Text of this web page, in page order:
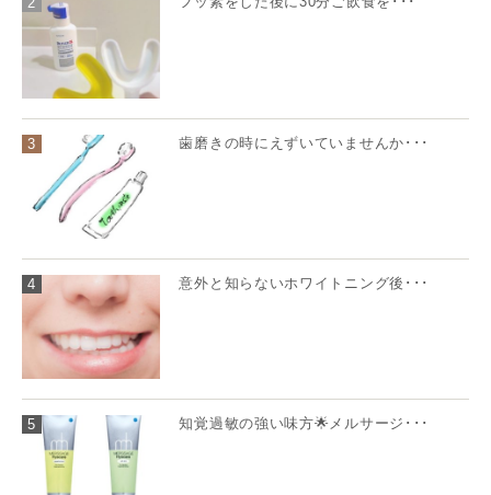
3 歯磨きの時にえずいていませんか･･･
4 意外と知らないホワイトニング後･･･
5 知覚過敏の強い味方🌟メルサージ･･･